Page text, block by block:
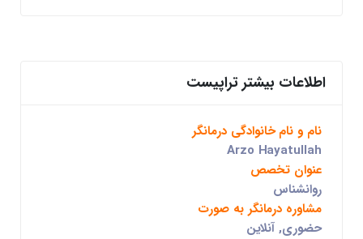
اطلاعات بیشتر تراپیست
نام و نام خانوادگی درمانگر
Arzo Hayatullah
عنوان تخصص
روانشناس
مشاوره درمانگر به صورت
حضوری, آنلاین